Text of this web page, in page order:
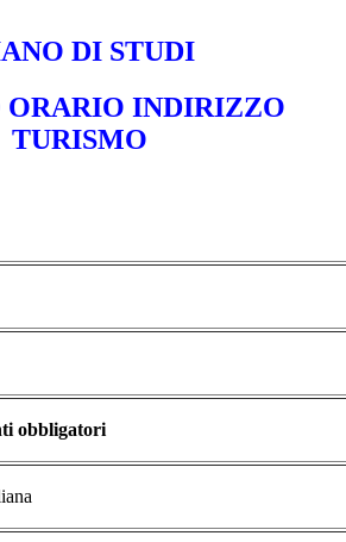
DI STUDI
ORARIO INDIRIZZO
TURISMO
obbligatori